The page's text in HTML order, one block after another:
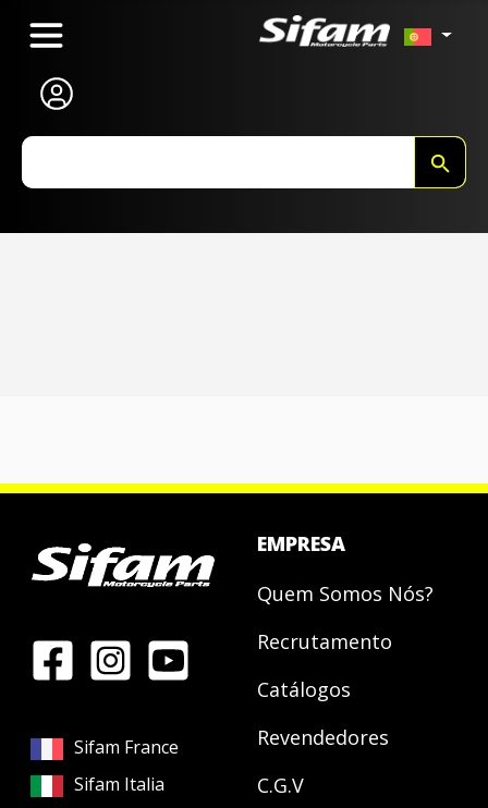
Sifam France
Sifam Italia
EMPRESA
Quem Somos Nós?
Recrutamento
Catálogos
Revendedores
C.G.V